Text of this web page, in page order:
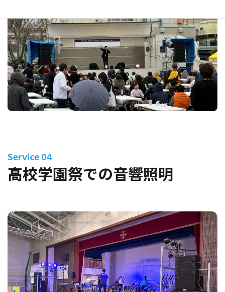
Service 04
高校学園祭での音響照明